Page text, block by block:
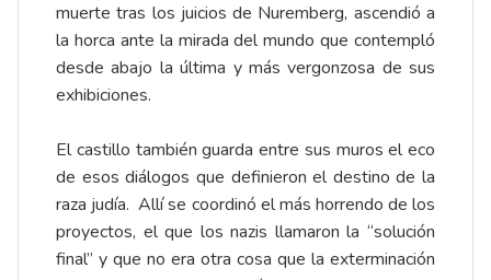
muerte tras los juicios de Nuremberg, ascendió a
la horca ante la mirada del mundo que contempló
desde abajo la última y más vergonzosa de sus
exhibiciones.
El castillo también guarda entre sus muros el eco
de esos diálogos que definieron el destino de la
raza judía. Allí se coordinó el más horrendo de los
proyectos, el que los nazis llamaron la “solución
final” y que no era otra cosa que la exterminación